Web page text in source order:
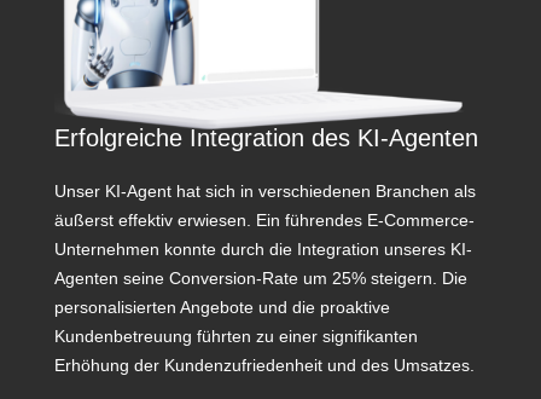
Erfolgreiche Integration des KI-Agenten
Unser KI-Agent hat sich in verschiedenen Branchen als
äußerst effektiv erwiesen. Ein führendes E-Commerce-
Unternehmen konnte durch die Integration unseres KI-
Agenten seine Conversion-Rate um 25% steigern. Die
personalisierten Angebote und die proaktive
Kundenbetreuung führten zu einer signifikanten
Erhöhung der Kundenzufriedenheit und des Umsatzes.